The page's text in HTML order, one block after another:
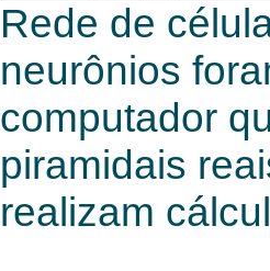
Rede de
neurônios
computador
piramidais
realizam